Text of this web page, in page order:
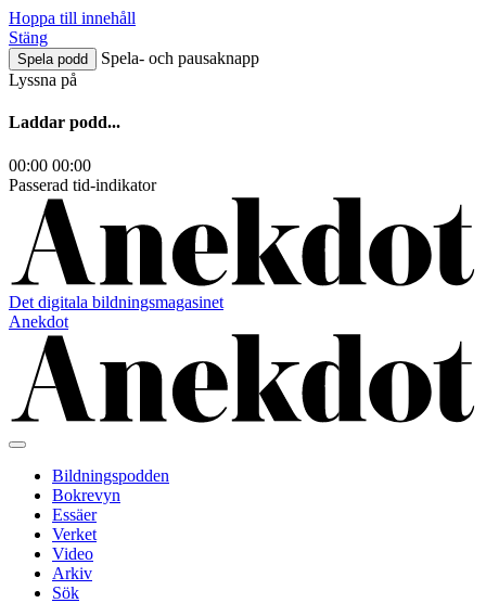
Hoppa till innehåll
Stäng
Spela podd
Spela- och pausaknapp
Lyssna på
Laddar podd...
00:00 00:00
Passerad tid-indikator
Det digitala bildningsmagasinet
Anekdot
Bildningspodden
Bokrevyn
Essäer
Verket
Video
Arkiv
Sök